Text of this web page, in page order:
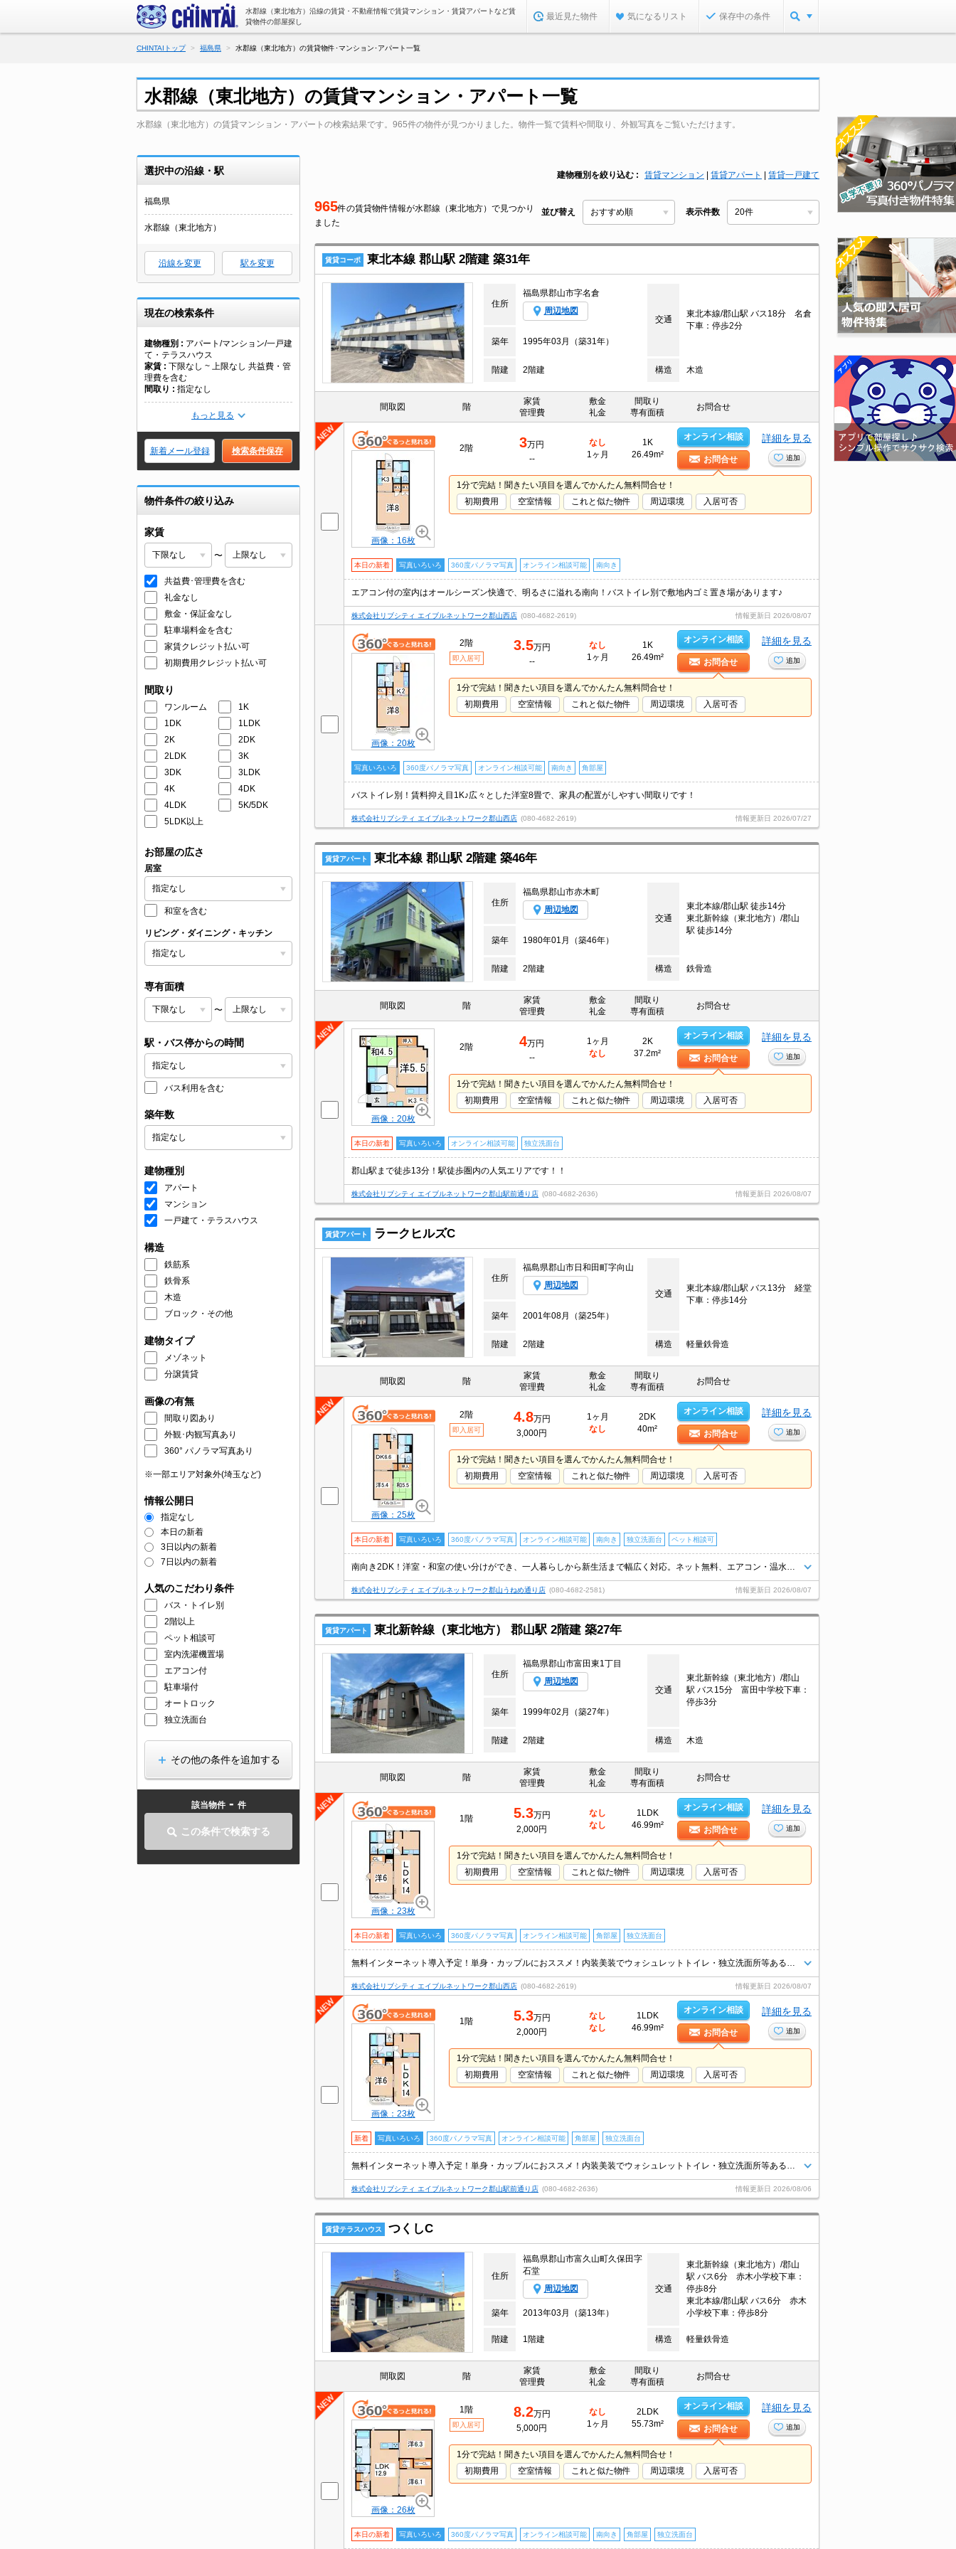
水郡線（東北地方）沿線の賃貸・不動産情報で賃貸マンション・賃貸アパートなど賃
貸物件の部屋探し
最近見た物件 気になるリスト 保存中の条件
CHINTAIトップ 福島県 水郡線（東北地方）の賃貸物件･マンション･アパート一覧
水郡線（東北地方）の賃貸マンション・アパート一覧
水郡線（東北地方）の賃貸マンション・アパートの検索結果です。965件の物件が見つかりました。物件一覧で賃料や間取り、外観写真をご覧いただけます。
選択中の沿線・駅
福島県
水郡線（東北地方）
沿線を変更 駅を変更
現在の検索条件
建物種別
アパート/マンション/一戸建
て・テラスハウス
家賃
下限なし ~ 上限なし 共益費・管
理費を含む
間取り
指定なし
もっと見る
新着メール登録 検索条件保存
物件条件の絞り込み
家賃
〜
共益費･管理費を含む
礼金なし
敷金・保証金なし
駐車場料金を含む
家賃クレジット払い可
初期費用クレジット払い可
間取り
ワンルーム
1K
1DK
1LDK
2K
2DK
2LDK
3K
3DK
3LDK
4K
4DK
4LDK
5K/5DK
5LDK以上
お部屋の広さ
居室
和室を含む
リビング・ダイニング・キッチン
専有面積
〜
駅・バス停からの時間
バス利用を含む
築年数
建物種別
アパート
マンション
一戸建て・テラスハウス
構造
鉄筋系
鉄骨系
木造
ブロック・その他
建物タイプ
メゾネット
分譲賃貸
画像の有無
間取り図あり
外観･内観写真あり
360° パノラマ写真あり
※一部エリア対象外(埼玉など)
情報公開日
指定なし
本日の新着
3日以内の新着
7日以内の新着
人気のこだわり条件
バス・トイレ別
2階以上
ペット相談可
室内洗濯機置場
エアコン付
駐車場付
オートロック
独立洗面台
その他の条件を追加する
該当物件 - 件
この条件で検索する
建物種別を絞り込む 賃貸マンション 賃貸アパート 賃貸一戸建て
965件の賃貸物件情報が水郡線（東北地方）で見つかり
ました
並び替え 表示件数
賃貸コーポ 東北本線 郡山駅 2階建 築31年
住所
福島県郡山市字名倉
周辺地図
交通
東北本線/郡山駅 バス18分 名倉
下車：停歩2分
築年
1995年03月（築31年）
階建 2階建 構造 木造
間取図 階
家賃
管理費
敷金
礼金
間取り
専有面積
お問合せ
画像：16枚
2階 3万円
--
なし
1ヶ月
1K
26.49m²
オンライン相談
お問合せ
詳細を見る
追加
1分で完結！聞きたい項目を選んでかんたん無料問合せ！
初期費用
空室情報 これと似た物件 周辺環境 入居可否
本日の新着 写真いろいろ 360度パノラマ写真 オンライン相談可能 南向き
エアコン付の室内はオールシーズン快適で、明るさに溢れる南向！バストイレ別で敷地内ゴミ置き場があります♪
株式会社リブシティ エイブルネットワーク郡山西店 (080-4682-2619) 情報更新日 2026/08/07
画像：20枚
2階
即入居可
3.5万円
--
なし
1ヶ月
1K
26.49m²
オンライン相談
お問合せ
詳細を見る
追加
1分で完結！聞きたい項目を選んでかんたん無料問合せ！
初期費用
空室情報 これと似た物件 周辺環境 入居可否
写真いろいろ 360度パノラマ写真 オンライン相談可能 南向き 角部屋
バストイレ別！賃料抑え目1K♪広々とした洋室8畳で、家具の配置がしやすい間取りです！
株式会社リブシティ エイブルネットワーク郡山西店 (080-4682-2619) 情報更新日 2026/07/27
賃貸アパート 東北本線 郡山駅 2階建 築46年
住所
福島県郡山市赤木町
周辺地図
交通
東北本線/郡山駅 徒歩14分
東北新幹線（東北地方）/郡山
駅 徒歩14分
築年
1980年01月（築46年）
階建 2階建 構造 鉄骨造
間取図 階
家賃
管理費
敷金
礼金
間取り
専有面積
お問合せ
画像：20枚
2階 4万円
--
1ヶ月
なし
2K
37.2m²
オンライン相談
お問合せ
詳細を見る
追加
1分で完結！聞きたい項目を選んでかんたん無料問合せ！
初期費用
空室情報 これと似た物件 周辺環境 入居可否
本日の新着 写真いろいろ オンライン相談可能 独立洗面台
郡山駅まで徒歩13分！駅徒歩圏内の人気エリアです！！
株式会社リブシティ エイブルネットワーク郡山駅前通り店 (080-4682-2636) 情報更新日 2026/08/07
賃貸アパート ラークヒルズC
住所
福島県郡山市日和田町字向山
周辺地図
交通
東北本線/郡山駅 バス13分 経堂
下車：停歩14分
築年
2001年08月（築25年）
階建 2階建 構造 軽量鉄骨造
間取図 階
家賃
管理費
敷金
礼金
間取り
専有面積
お問合せ
画像：25枚
2階
即入居可
4.8万円
3,000円
1ヶ月
なし
2DK
40m²
オンライン相談
お問合せ
詳細を見る
追加
1分で完結！聞きたい項目を選んでかんたん無料問合せ！
初期費用
空室情報 これと似た物件 周辺環境 入居可否
本日の新着 写真いろいろ 360度パノラマ写真 オンライン相談可能 南向き 独立洗面台 ペット相談可
株式会社リブシティ エイブルネットワーク郡山うねめ通り店 (080-4682-2581) 情報更新日 2026/08/07
賃貸アパート 東北新幹線（東北地方） 郡山駅 2階建 築27年
住所
福島県郡山市富田東1丁目
周辺地図
交通
東北新幹線（東北地方）/郡山
駅 バス15分 富田中学校下車：
停歩3分
築年
1999年02月（築27年）
階建 2階建 構造 木造
間取図 階
家賃
管理費
敷金
礼金
間取り
専有面積
お問合せ
画像：23枚
1階 5.3万円
2,000円
なし
なし
1LDK
46.99m²
オンライン相談
お問合せ
詳細を見る
追加
1分で完結！聞きたい項目を選んでかんたん無料問合せ！
初期費用
空室情報 これと似た物件 周辺環境 入居可否
本日の新着 写真いろいろ 360度パノラマ写真 オンライン相談可能 角部屋 独立洗面台
株式会社リブシティ エイブルネットワーク郡山西店 (080-4682-2619) 情報更新日 2026/08/07
画像：23枚
1階 5.3万円
2,000円
なし
なし
1LDK
46.99m²
オンライン相談
お問合せ
詳細を見る
追加
1分で完結！聞きたい項目を選んでかんたん無料問合せ！
初期費用
空室情報 これと似た物件 周辺環境 入居可否
新着 写真いろいろ 360度パノラマ写真 オンライン相談可能 角部屋 独立洗面台
株式会社リブシティ エイブルネットワーク郡山駅前通り店 (080-4682-2636) 情報更新日 2026/08/06
賃貸テラスハウス つくしC
住所
福島県郡山市富久山町久保田字
石堂
周辺地図 交通
東北新幹線（東北地方）/郡山
駅 バス6分 赤木小学校下車：
停歩8分
東北本線/郡山駅 バス6分 赤木
小学校下車：停歩8分
築年 2013年03月（築13年）
階建 1階建 構造 軽量鉄骨造
間取図 階
家賃
管理費
敷金
礼金
間取り
専有面積
お問合せ
画像：26枚
1階
即入居可
8.2万円
5,000円
なし
1ヶ月
2LDK
55.73m²
オンライン相談
お問合せ
詳細を見る
追加
1分で完結！聞きたい項目を選んでかんたん無料問合せ！
初期費用
空室情報 これと似た物件 周辺環境 入居可否
本日の新着 写真いろいろ 360度パノラマ写真 オンライン相談可能 南向き 角部屋 独立洗面台